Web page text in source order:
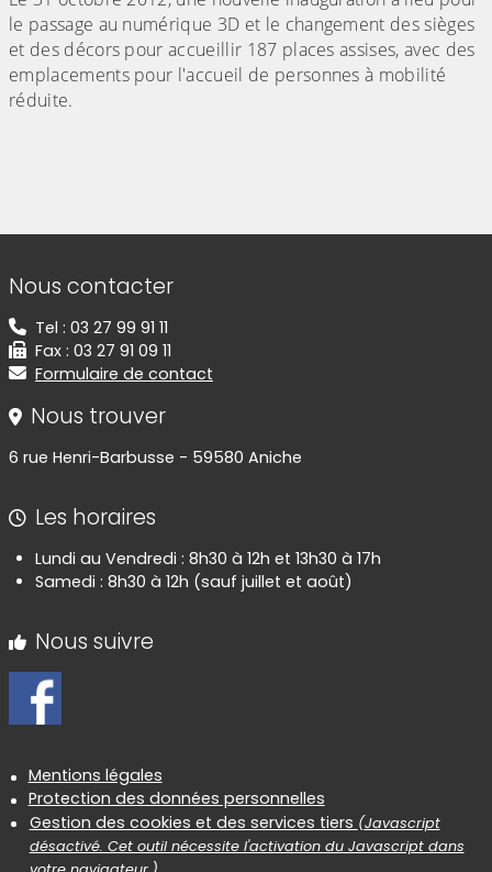
le passage au numérique 3D et le changement des sièges
et des décors pour accueillir 187 places assises, avec des
emplacements pour l'accueil de personnes à mobilité
réduite.
Informations de contact
Nous contacter
Tel : 03 27 99 91 11
Fax : 03 27 91 09 11
Formulaire de contact
Nous trouver
6 rue Henri-Barbusse - 59580 Aniche
Les horaires
Lundi au Vendredi : 8h30 à 12h et 13h30 à 17h
Samedi : 8h30 à 12h (sauf juillet et août)
Nous suivre
Informations réglementaires
Mentions légales
Protection des données personnelles
Gestion des cookies et des services tiers (Javascript
désactivé. Cet outil nécessite l'activation du Javascript dans